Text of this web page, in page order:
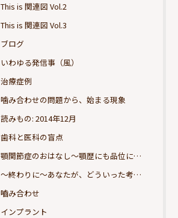
This is 関連図 Vol.2
This is 関連図 Vol.3
ブログ
いわゆる発信事（風）
治療症例
噛み合わせの問題から、始まる現象
読みもの: 2014年12月
歯科と医科の盲点
顎関節症のおはなし～顎歴にも品位にこだわりたい
～終わりに～あなたが、どういった考えの治療をお求めになられるのか？
嚙み合わせ
インプラント